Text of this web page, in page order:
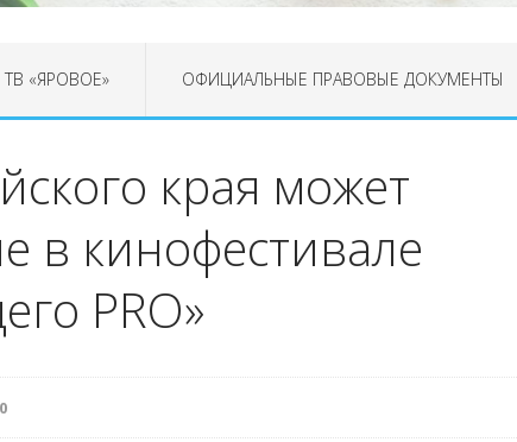
ТВ «ЯРОВОЕ» ОФИЦИАЛЬНЫЕ ПРАВОВЫЕ ДОКУМЕНТЫ
края может
в кинофестивале
PRO»
0